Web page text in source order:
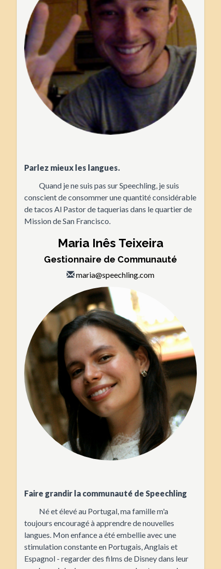
Parlez mieux les langues.
Quand je ne suis pas sur Speechling, je suis
conscient de consommer une quantité considérable
de tacos Al Pastor de taquerias dans le quartier de
Mission de San Francisco.
Maria Inês Teixeira
Gestionnaire de Communauté
maria@speechling.com
Faire grandir la communauté de Speechling
Né et élevé au Portugal, ma famille m'a
toujours encouragé à apprendre de nouvelles
langues. Mon enfance a été embellie avec une
stimulation constante en Portugais, Anglais et
Espagnol - regarder des films de Disney dans leur